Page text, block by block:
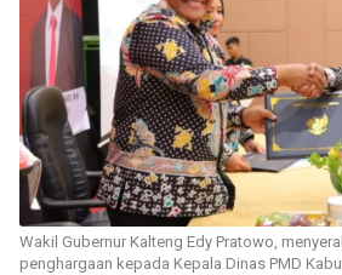
Wakil Gubernur Kalteng Edy Pratowo,
penghargaan kepada Kepala Dinas PMD